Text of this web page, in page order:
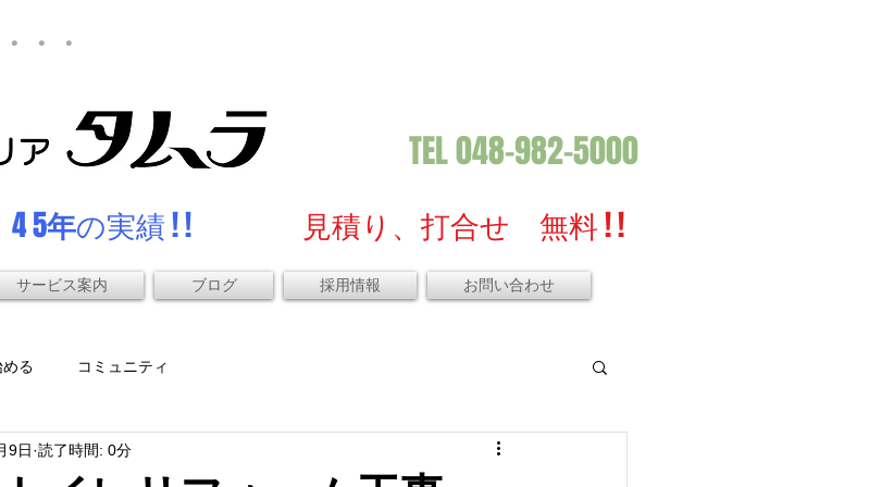
・・
TEL 048-982-5000
5年の実績 ! ! 見積り、打合せ 無料 ! !
サービス案内 ブログ 採用情報 お問い合わせ
る コミュニティ
9日 読了時間: 0分